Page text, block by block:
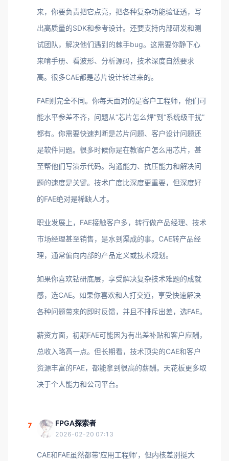
来，你要负责把它点亮，把各种复杂功能验证透，写
出高质量的SDK和参考设计。还要支持内部研发和测
试团队，解决他们遇到的棘手bug。这需要你静下心
来啃手册、看波形、分析源码，技术深度自然要求
高。很多CAE都是芯片设计转过来的。
FAE则完全不同。你每天面对的是客户工程师，他们可
能水平参差不齐，问题从“芯片怎么焊”到“系统级干扰”
都有。你需要快速判断是芯片问题、客户设计问题还
是软件问题。很多时候你是在教客户怎么用芯片，甚
至帮他们写演示代码。沟通能力、抗压能力和解决问
题的速度是关键。技术广度比深度更重要，但深度好
的FAE绝对是稀缺人才。
职业发展上，FAE接触客户多，转行做产品经理、技术
市场经理甚至销售，是水到渠成的事。CAE转产品经
理，通常偏向内部的产品定义或技术规划。
如果你喜欢钻研底层，享受解决复杂技术难题的成就
感，选CAE。如果你喜欢和人打交道，享受快速解决
各种问题带来的即时反馈，并且不排斥出差，选FAE。
薪资方面，初期FAE可能因为有出差补贴和客户应酬，
总收入略高一点。但长期看，技术顶尖的CAE和客户
资源丰富的FAE，都能拿到很高的薪酬。天花板更多取
决于个人能力和公司平台。
7 FPGA探索者
2026-02-20 07:13
CAE和FAE虽然都带‘应用工程师’，但内核差别挺大